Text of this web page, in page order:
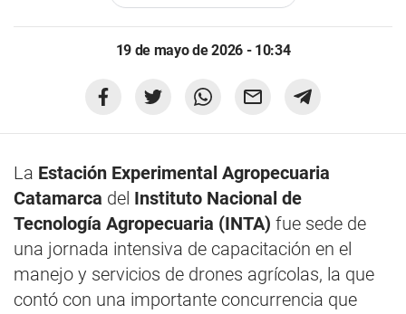
19 de mayo de 2026 - 10:34
La Estación Experimental Agropecuaria
Catamarca del Instituto Nacional de
Tecnología Agropecuaria (INTA) fue sede de
una jornada intensiva de capacitación en el
manejo y servicios de drones agrícolas, la que
contó con una importante concurrencia que